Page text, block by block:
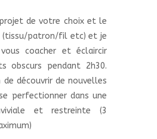
de votre choix et le
(tissu/patron/fil etc) et je
coacher et éclaircir
obscurs pendant 2h30.
de découvrir de nouvelles
perfectionner dans une
et restreinte (3